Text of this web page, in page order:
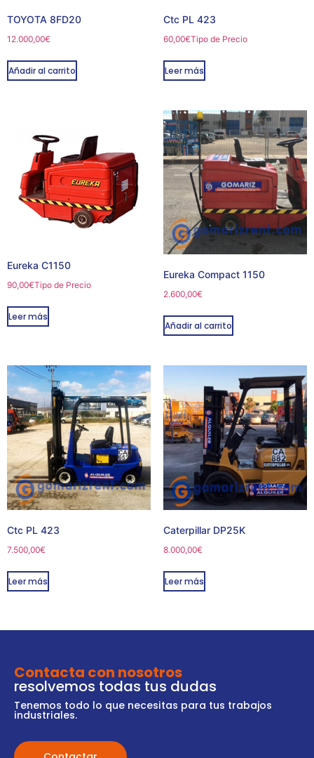
TOYOTA 8FD20
12.000,00€
Añadir al carrito
Ctc PL 423
60,00€Tipo de Precio
Leer más
Eureka C1150
90,00€Tipo de Precio
Leer más
Eureka Compact 1150
2.600,00€
Añadir al carrito
Ctc PL 423
7.500,00€
Leer más
Caterpillar DP25K
8.000,00€
Leer más
Contacta con nosotros
resolvemos todas tus dudas
Tenemos todo lo que necesitas para tus trabajos
industriales.